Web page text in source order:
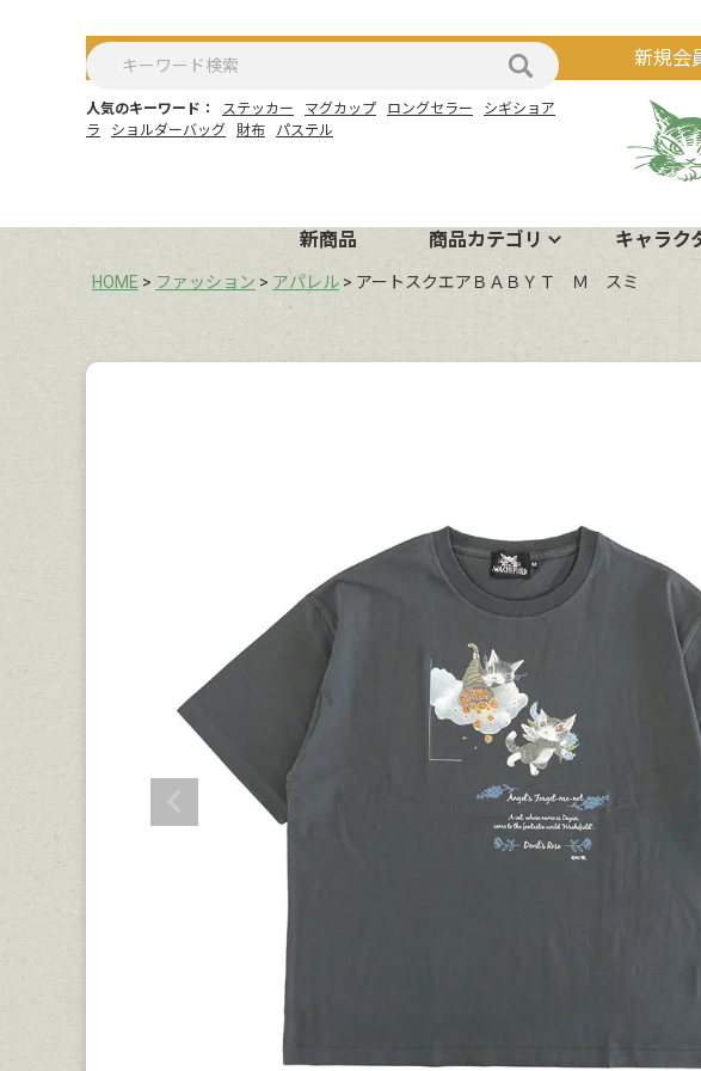
新規会
人気のキーワード： ステッカー マグカップ ロングセラー
シギショア
ラ
ショルダーバッグ 財布 パステル
新商品 商品カテゴリ キャラク
HOME ファッション アパレル アートスクエアＢＡＢＹＴ Ｍ スミ